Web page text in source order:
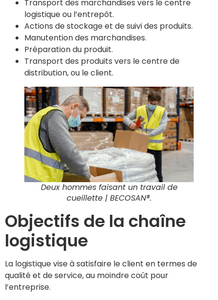
Transport des marchandises vers le centre
logistique ou l’entrepôt.
Actions de stockage et de suivi des produits.
Manutention des marchandises.
Préparation du produit.
Transport des produits vers le centre de
distribution, ou le client.
Deux hommes faisant un travail de
cueillette | BECOSAN®.
Objectifs de la chaîne
logistique
La logistique vise à satisfaire le client en termes de
qualité et de service, au moindre coût pour
l’entreprise.